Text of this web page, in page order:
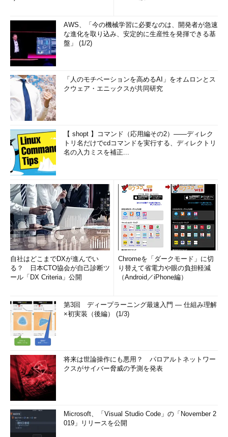
AWS、「今の機械学習に必要なのは、開発者が急速
な進化を取り込み、安定的に生産性を発揮できる基
盤」 (1/2)
「人のモチベーションを高めるAI」をオムロンとス
クウェア・エニックスが共同研究
【 shopt 】コマンド（応用編その2）――ディレク
トリ名だけでcdコマンドを実行する、ディレクトリ
名の入力ミスを補正...
自社はどこまでDXが進んでい
る？ 日本CTO協会が自己診断ツ
ール「DX Criteria」公開
Chromeを「ダークモード」に切
り替えて省電力や眼の負担軽減
（Android／iPhone編）
第3回 ディープラーニング最速入門 ― 仕組み理解
×初実装（後編） (1/3)
将来は世論操作にも悪用？ パロアルトネットワー
クスがサイバー脅威の予測を発表
Microsoft、「Visual Studio Code」の「November 2
019」リリースを公開